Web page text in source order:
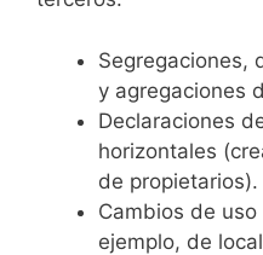
Segregaciones,
y agregaciones
Declaraciones
horizontales
de propietarios).
Cambios de
ejemplo, de